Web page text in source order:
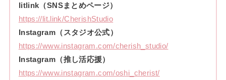
litlink（SNSまとめページ）
https://lit.link/CherishStudio
Instagram（スタジオ公式）
https://www.instagram.com/cherish_studio/
Instagram（推し活応援）
https://www.instagram.com/oshi_cherist/